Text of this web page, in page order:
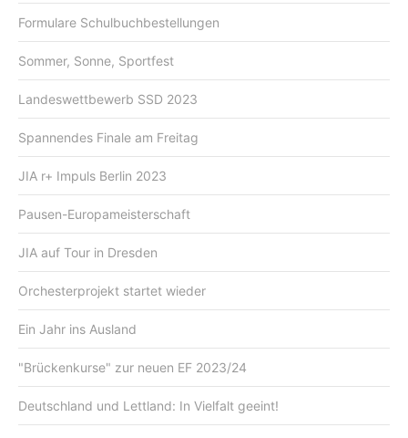
Formulare Schulbuchbestellungen
Sommer, Sonne, Sportfest
Landeswettbewerb SSD 2023
Spannendes Finale am Freitag
JIA r+ Impuls Berlin 2023
Pausen-Europameisterschaft
JIA auf Tour in Dresden
Orchesterprojekt startet wieder
Ein Jahr ins Ausland
"Brückenkurse" zur neuen EF 2023/24
Deutschland und Lettland: In Vielfalt geeint!